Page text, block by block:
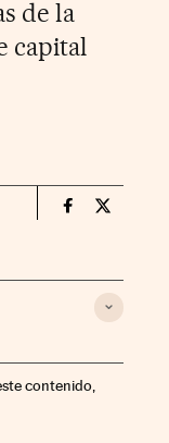
de la
capital
Companias
contenido,